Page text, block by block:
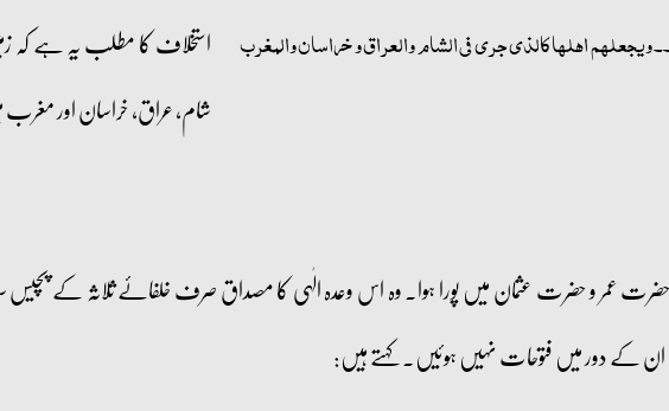
ویجعلہم اھلہا کالذی جری فی الشام والعراق و خراسان والمغرب
استخلاف کا مطلب یہ ہے کہ
شام، عراق، خراسان اور مغرب
حضرت عمر و حضرت عثمان میں پورا ہوا۔ وہ اس وعدہ الٰہی کا مصداق صرف خلفائے ثلاثہ کے
کے دور میں فتوحات نہیں ہوئیں۔ کہتے ہیں: